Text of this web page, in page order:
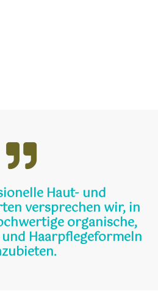
Haut- und
versprechen wir, in
organische,
Haarpflegeformeln